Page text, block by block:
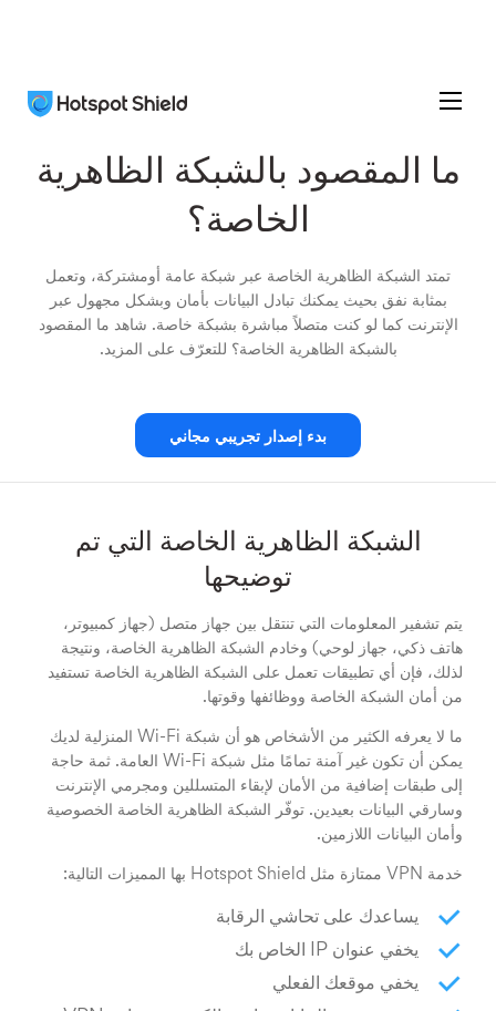
ما المقصود بالشبكة الظاهرية
الخاصة؟
تمتد الشبكة الظاهرية الخاصة عبر شبكة عامة أومشتركة، وتعمل
بمثابة نفق بحيث يمكنك تبادل البيانات بأمان وبشكل مجهول عبر
الإنترنت كما لو كنت متصلاً مباشرة بشبكة خاصة. شاهد ما المقصود
بالشبكة الظاهرية الخاصة؟ للتعرّف على المزيد.
بدء إصدار تجريبي مجاني
الشبكة الظاهرية الخاصة التي تم
توضيحها
يتم تشفير المعلومات التي تنتقل بين جهاز متصل (جهاز كمبيوتر،
هاتف ذكي، جهاز لوحي) وخادم الشبكة الظاهرية الخاصة، ونتيجة
لذلك، فإن أي تطبيقات تعمل على الشبكة الظاهرية الخاصة تستفيد
من أمان الشبكة الخاصة ووظائفها وقوتها.
ما لا يعرفه الكثير من الأشخاص هو أن شبكة Wi-Fi المنزلية لديك
يمكن أن تكون غير آمنة تمامًا مثل شبكة Wi-Fi العامة. ثمة حاجة
إلى طبقات إضافية من الأمان لإبقاء المتسللين ومجرمي الإنترنت
وسارقي البيانات بعيدين. توفّر الشبكة الظاهرية الخاصة الخصوصية
وأمان البيانات اللازمين.
خدمة VPN ممتازة مثل Hotspot Shield بها المميزات التالية:
يساعدك على تحاشي الرقابة
يخفي عنوان IP الخاص بك
يخفي موقعك الفعلي